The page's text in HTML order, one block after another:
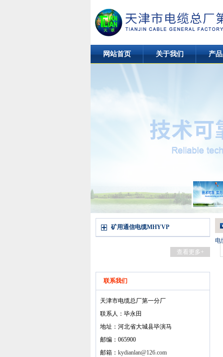
网站首页 关于我们 产
矿用通信电缆MHYVP
查看更多+
联系我们
天津市电缆总厂第一分厂
联系人：毕永田
地址：河北省大城县毕演马
邮编：065900
邮箱： kydianlan@126.com
电